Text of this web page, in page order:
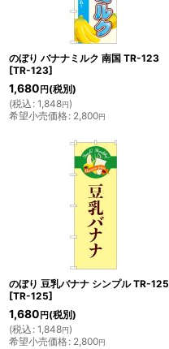
のぼり バナナミルク 南国 TR-123
[TR-123]
1,680 円 (税別)
(税込 : 1,848円)
希望小売価格: 2,800円
のぼり 豆乳バナナ シンプル TR-125
[TR-125]
1,680 円 (税別)
(税込 : 1,848円)
希望小売価格: 2,800円